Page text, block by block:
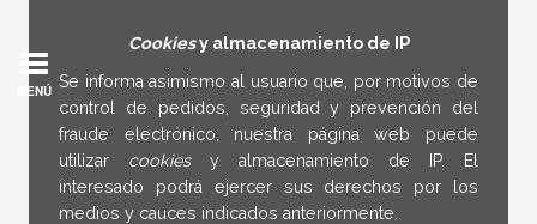
Cookiesy almacenamiento de IP
Se informa asimismo al usuario que, por motivos de
control de pedidos, seguridad y prevención del
fraude electrónico, nuestra página web puede
utilizar cookies y almacenamiento de IP. El
interesado podrá ejercer sus derechos por los
medios y cauces indicados anteriormente.
MENÚ